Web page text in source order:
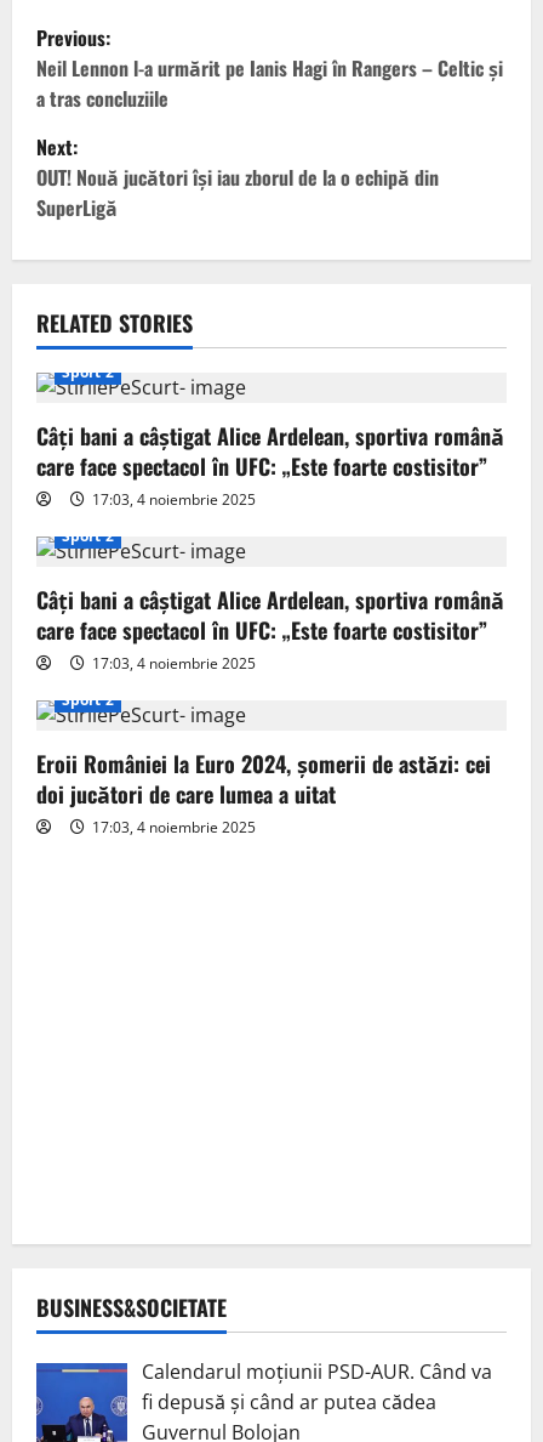
P
o
s
t
n
v
i
g
a
t
i
o
n
Previous:
Neil Lennon l-a urmărit pe Ianis Hagi în Rangers – Celtic și
a tras concluziile
Next:
OUT! Nouă jucători își iau zborul de la o echipă din
SuperLigă
RELATED STORIES
Sport 2
Câți bani a câștigat Alice Ardelean, sportiva română
care face spectacol în UFC: „Este foarte costisitor”
17:03, 4 noiembrie 2025
Sport 2
Câți bani a câștigat Alice Ardelean, sportiva română
care face spectacol în UFC: „Este foarte costisitor”
17:03, 4 noiembrie 2025
Sport 2
Eroii României la Euro 2024, șomerii de astăzi: cei
doi jucători de care lumea a uitat
17:03, 4 noiembrie 2025
BUSINESS&SOCIETATE
Calendarul moțiunii PSD-AUR. Când va
fi depusă și când ar putea cădea
Guvernul Bolojan